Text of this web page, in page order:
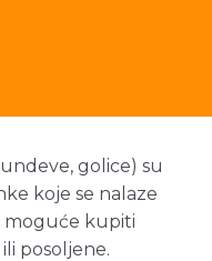
golice) su
koje se nalaze
moguće kupiti
posoljene.